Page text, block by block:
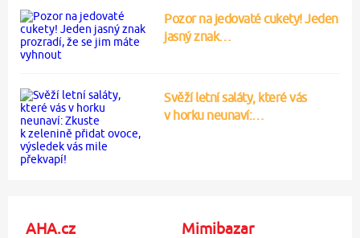
Pozor na jedovaté cukety! Jeden
jasný znak…
Svěží letní saláty, které vás
v horku neunaví:…
AHA.cz Mimibazar